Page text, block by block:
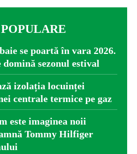
se poartă în vara 2026.
domină sezonul estival
izolația locuinței
centrale termice pe gaz
este imaginea noii
Tommy Hilfiger